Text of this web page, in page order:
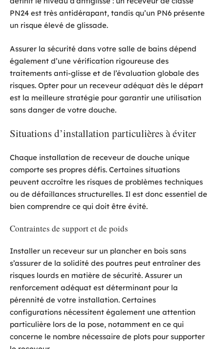
PN24 est très antidérapant, tandis qu’un PN6 présente
un risque élevé de glissade.
Assurer la sécurité dans votre salle de bains dépend
également d’une vérification rigoureuse des
traitements anti-glisse et de l’évaluation globale des
risques. Opter pour un receveur adéquat dès le départ
est la meilleure stratégie pour garantir une utilisation
sans danger de votre douche.
Situations d’installation particulières à éviter
Chaque installation de receveur de douche unique
comporte ses propres défis. Certaines situations
peuvent accroître les risques de problèmes techniques
ou de défaillances structurelles. Il est donc essentiel de
bien comprendre ce qui doit être évité.
Contraintes de support et de poids
Installer un receveur sur un plancher en bois sans
s’assurer de la solidité des poutres peut entraîner des
risques lourds en matière de sécurité. Assurer un
renforcement adéquat est déterminant pour la
pérennité de votre installation. Certaines
configurations nécessitent également une attention
particulière lors de la pose, notamment en ce qui
concerne le nombre nécessaire de plots pour supporter